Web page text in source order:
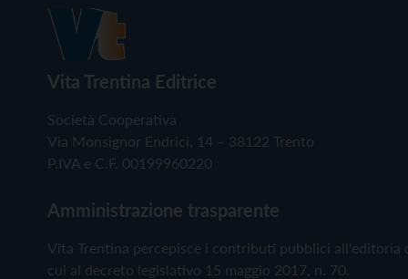
Vita Trentina Editrice
Società Cooperativa
Via Monsignor Endrici, 14 – 38122 Trento
P.IVA e C.F. 00199960220
Amministrazione trasparente
Vita Trentina percepisce i contributi pubblici all'editoria
cui al decreto legislativo 15 maggio 2017, n. 70.